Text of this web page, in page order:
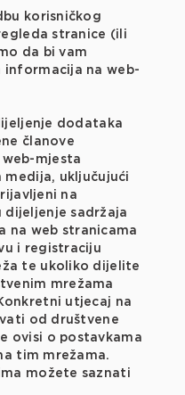
korisničkog
stranice (ili
da bi vam
na web-
dodataka
članove
mjesta
medija, uključujući
na
dijeljenje sadržaja
na web stranicama
i registraciju
te ukoliko dijelite
mrežama
utjecaj na
od društvene
ovisi o postavkama
tim mrežama.
možete saznati